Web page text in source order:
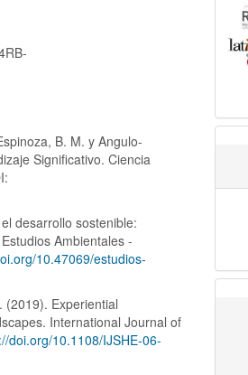
B. M. y Angulo-
Significativo. Ciencia
desarrollo sostenible:
Ambientales -
10.47069/estudios-
(2019). Experiential
International Journal of
doi.org/10.1108/IJSHE-06-